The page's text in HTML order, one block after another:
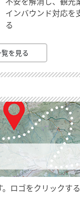
インバウンド対応を
る
を見る
ロゴをクリックす